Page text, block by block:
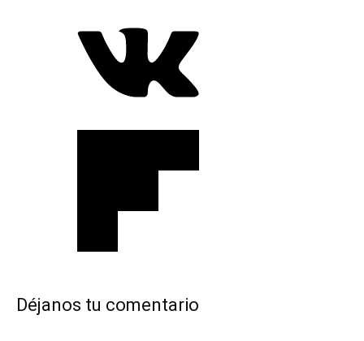
Déjanos tu comentario